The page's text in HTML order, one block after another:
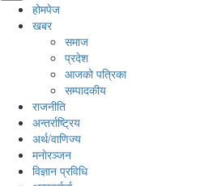
होमपेज
खबर
समाज
प्रदेश
आजको पत्रिका
सम्पादकीय
राजनीति
अन्तर्राष्ट्रिय
अर्थ/वाणिज्य
मनाेरञ्जन
विज्ञान प्रविधि